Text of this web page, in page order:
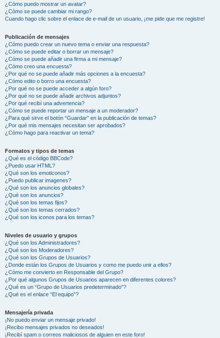
¿Cómo puedo mostrar un avatar?
¿Cómo se puede cambiar mi rango?
Cuando hago clic sobre el enlace de e-mail de un usuario, ¡me pide que me registre!
Publicación de mensajes
¿Cómo puedo crear un nuevo tema o enviar una respuesta?
¿Cómo se puede editar o borrar un mensaje?
¿Cómo se puede añadir una firma a mi mensaje?
¿Cómo creo una encuesta?
¿Por qué no se puede añadir más opciones a la encuesta?
¿Cómo edito o borro una encuesta?
¿Por qué no se puede acceder a algún foro?
¿Por qué no se puede añadir archivos adjuntos?
¿Por qué recibí una advertencia?
¿Cómo se puede reportar un mensaje a un moderador?
¿Para qué sirve el botón “Guardar” en la publicación de temas?
¿Por qué mis mensajes necesitan ser aprobados?
¿Cómo hago para reactivar un tema?
Formatos y tipos de temas
¿Qué es el código BBCode?
¿Puedo usar HTML?
¿Qué son los emoticonos?
¿Puedo publicar imagenes?
¿Qué son los anuncios globales?
¿Qué son los anuncios?
¿Qué son los temas fijos?
¿Qué son los temas cerrados?
¿Qué son los iconos para los temas?
Niveles de usuario y grupos
¿Qué son los Administradores?
¿Qué son los Moderadores?
¿Qué son los Grupos de Usuarios?
¿Donde están los Grupos de Usuarios y como me puedo unir a ellos?
¿Cómo me convierto en Responsable del Grupo?
¿Por qué algunos Grupos de Usuarios aparecen en diferentes colores?
¿Qué es un “Grupo de Usuarios predeterminado”?
¿Qué es el enlace “El equipo”?
Mensajería privada
¡No puedo enviar un mensaje privado!
¡Recibo mensajes privados no deseados!
¡Recibí spam o correos maliciosos de alguien en este foro!